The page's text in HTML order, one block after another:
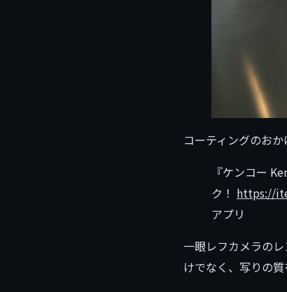
コーティングのお
『ケンコー
ク！ https://
アプリ
一眼レフカメラの
けでなく、写りの